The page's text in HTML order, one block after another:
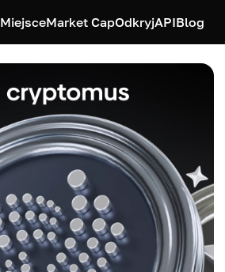
MiejsceMarket CapOdkryjAPIBlog